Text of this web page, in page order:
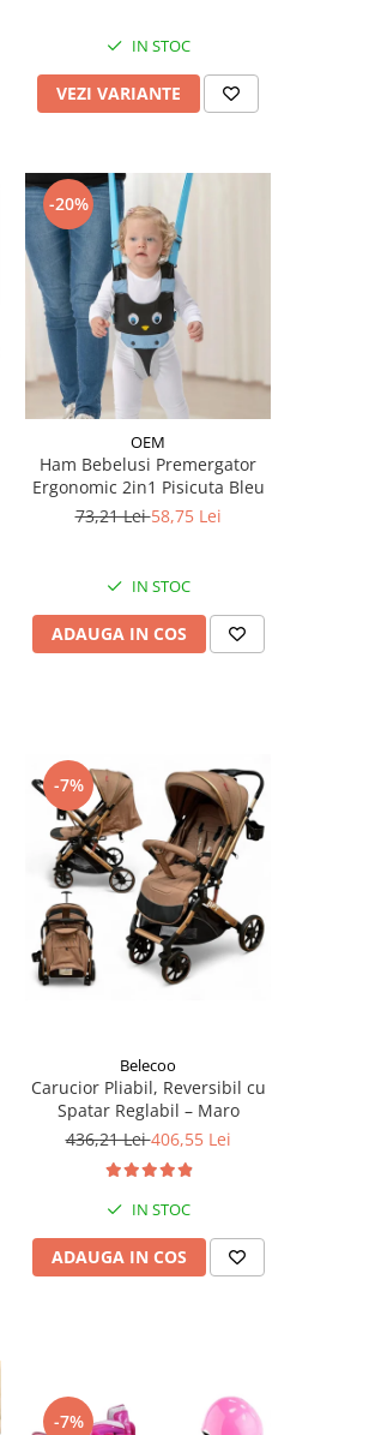
IN STOC
VEZI VARIANTE
-20%
OEM
Ham Bebelusi Premergator
Ergonomic 2in1 Pisicuta Bleu
73,21 Lei58,75 Lei
IN STOC
ADAUGA IN COS
-7%
Belecoo
Carucior Pliabil, Reversibil cu
Spatar Reglabil – Maro
436,21 Lei406,55 Lei
IN STOC
ADAUGA IN COS
-7%